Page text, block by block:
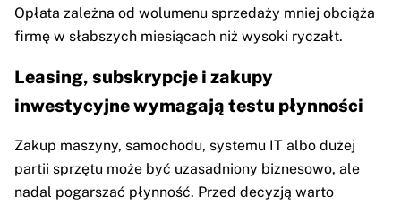
Opłata zależna od wolumenu sprzedaży mniej obciąża
firmę w słabszych miesiącach niż wysoki ryczałt.
Leasing, subskrypcje i zakupy
inwestycyjne wymagają testu płynności
Zakup maszyny, samochodu, systemu IT albo dużej
partii sprzętu może być uzasadniony biznesowo, ale
nadal pogarszać płynność. Przed decyzją warto